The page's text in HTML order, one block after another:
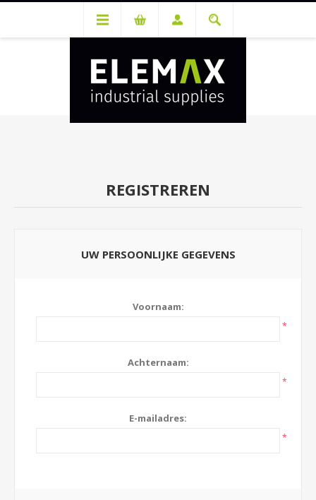
Je hebt een account nodig om prijzen te bekijken en bestellingen te
REGISTREREN
UW PERSOONLIJKE GEGEVENS
Voornaam:
*
Achternaam:
*
E-mailadres:
*